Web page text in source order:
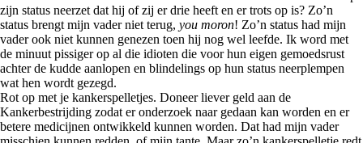
zijn status neerzet dat hij of zij er drie heeft en er trots op is? Zo’n
status brengt mijn vader niet terug, you moron! Zo’n status had mijn
vader ook niet kunnen genezen toen hij nog wel leefde. Ik word met
de minuut pissiger op al die idioten die voor hun eigen gemoedsrust
achter de kudde aanlopen en blindelings op hun status neerplempen
wat hen wordt gezegd.
Rot op met je kankerspelletjes. Doneer liever geld aan de
Kankerbestrijding zodat er onderzoek naar gedaan kan worden en er
betere medicijnen ontwikkeld kunnen worden. Dat had mijn vader